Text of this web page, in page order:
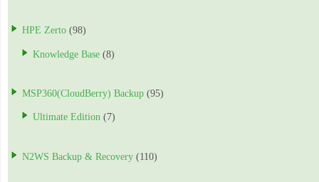
HPE Zerto (98)
Knowledge Base (8)
MSP360(CloudBerry) Backup (95)
Ultimate Edition (7)
N2WS Backup & Recovery (110)